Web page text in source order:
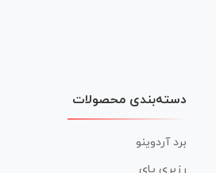
دسته‌بندی محصولات
برد آردوینو
رزبری پای